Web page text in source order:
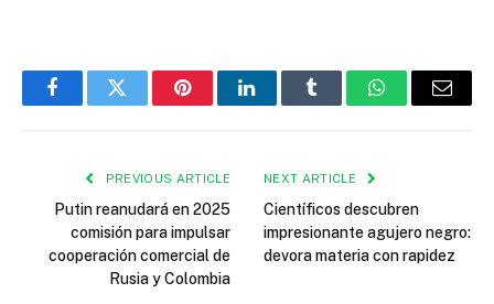
FacebookTwitter PinterestLinkedInTumblr WhatsAppEmail
PREVIOUS ARTICLE
Putin reanudará en 2025
comisión para impulsar
cooperación comercial de
Rusia y Colombia
NEXT ARTICLE
Científicos descubren
impresionante agujero negro:
devora materia con rapidez